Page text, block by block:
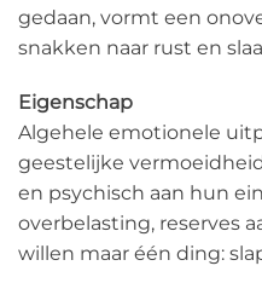
gedaan, vormt een
snakken naar rust en
Eigenschap
Algehele emotionele
geestelijke
en psychisch aan hun
overbelasting, reserves
willen maar één ding: